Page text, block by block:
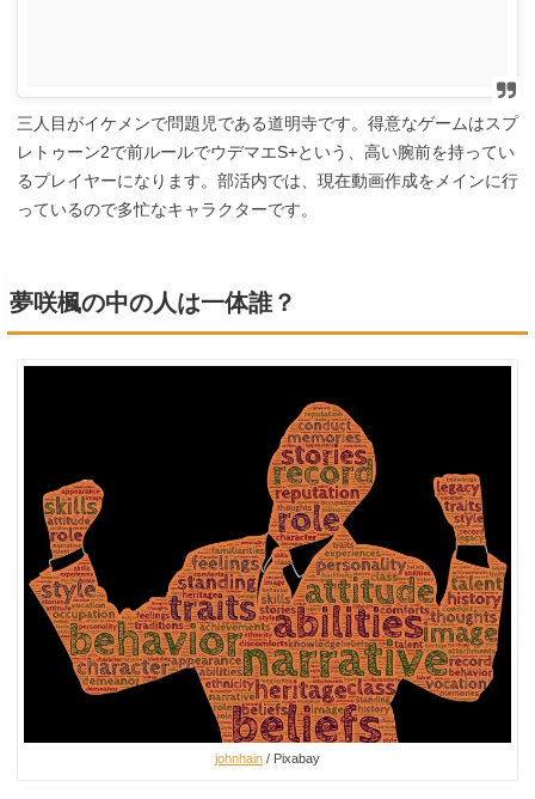
三人目がイケメンで問題児である道明寺です。得意なゲームはスプ
レトゥーン2で前ルールでウデマエS+という、高い腕前を持ってい
るプレイヤーになります。部活内では、現在動画作成をメインに行
っているので多忙なキャラクターです。
夢咲楓の中の人は一体誰？
johnhain / Pixabay